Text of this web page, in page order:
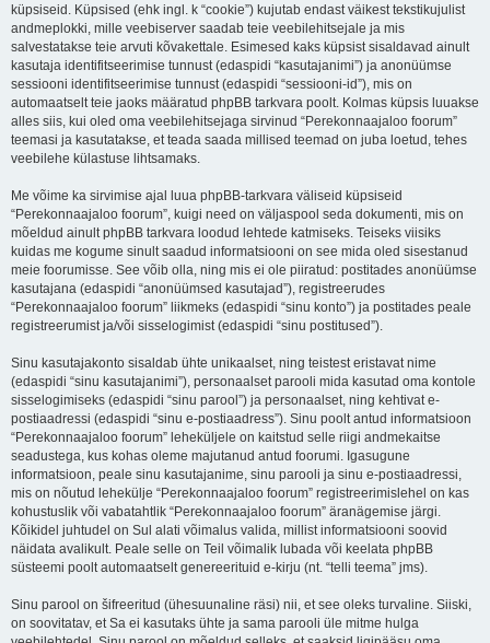
küpsiseid. Küpsised (ehk ingl. k “cookie”) kujutab endast väikest tekstikujulist
andmeplokki, mille veebiserver saadab teie veebilehitsejale ja mis
salvestatakse teie arvuti kõvakettale. Esimesed kaks küpsist sisaldavad ainult
kasutaja identifitseerimise tunnust (edaspidi “kasutajanimi”) ja anonüümse
sessiooni identifitseerimise tunnust (edaspidi “sessiooni-id”), mis on
automaatselt teie jaoks määratud phpBB tarkvara poolt. Kolmas küpsis luuakse
alles siis, kui oled oma veebilehitsejaga sirvinud “Perekonnaajaloo foorum”
teemasi ja kasutatakse, et teada saada millised teemad on juba loetud, tehes
veebilehe külastuse lihtsamaks.
Me võime ka sirvimise ajal luua phpBB-tarkvara väliseid küpsiseid
“Perekonnaajaloo foorum”, kuigi need on väljaspool seda dokumenti, mis on
mõeldud ainult phpBB tarkvara loodud lehtede katmiseks. Teiseks viisiks
kuidas me kogume sinult saadud informatsiooni on see mida oled sisestanud
meie foorumisse. See võib olla, ning mis ei ole piiratud: postitades anonüümse
kasutajana (edaspidi “anonüümsed kasutajad”), registreerudes
“Perekonnaajaloo foorum” liikmeks (edaspidi “sinu konto”) ja postitades peale
registreerumist ja/või sisselogimist (edaspidi “sinu postitused”).
Sinu kasutajakonto sisaldab ühte unikaalset, ning teistest eristavat nime
(edaspidi “sinu kasutajanimi”), personaalset parooli mida kasutad oma kontole
sisselogimiseks (edaspidi “sinu parool”) ja personaalset, ning kehtivat e-
postiaadressi (edaspidi “sinu e-postiaadress”). Sinu poolt antud informatsioon
“Perekonnaajaloo foorum” leheküljele on kaitstud selle riigi andmekaitse
seadustega, kus kohas oleme majutanud antud foorumi. Igasugune
informatsioon, peale sinu kasutajanime, sinu parooli ja sinu e-postiaadressi,
mis on nõutud lehekülje “Perekonnaajaloo foorum” registreerimislehel on kas
kohustuslik või vabatahtlik “Perekonnaajaloo foorum” äranägemise järgi.
Kõikidel juhtudel on Sul alati võimalus valida, millist informatsiooni soovid
näidata avalikult. Peale selle on Teil võimalik lubada või keelata phpBB
süsteemi poolt automaatselt genereerituid e-kirju (nt. “telli teema” jms).
Sinu parool on šifreeritud (ühesuunaline räsi) nii, et see oleks turvaline. Siiski,
on soovitatav, et Sa ei kasutaks ühte ja sama parooli üle mitme hulga